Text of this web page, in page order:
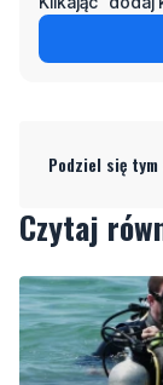
Podziel się
Czytaj